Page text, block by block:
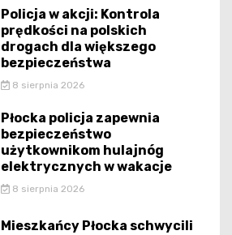
Policja w akcji: Kontrola
prędkości na polskich
drogach dla większego
bezpieczeństwa
8 sierpnia 2026
Płocka policja zapewnia
bezpieczeństwo
użytkownikom hulajnóg
elektrycznych w wakacje
8 sierpnia 2026
Mieszkańcy Płocka schwycili